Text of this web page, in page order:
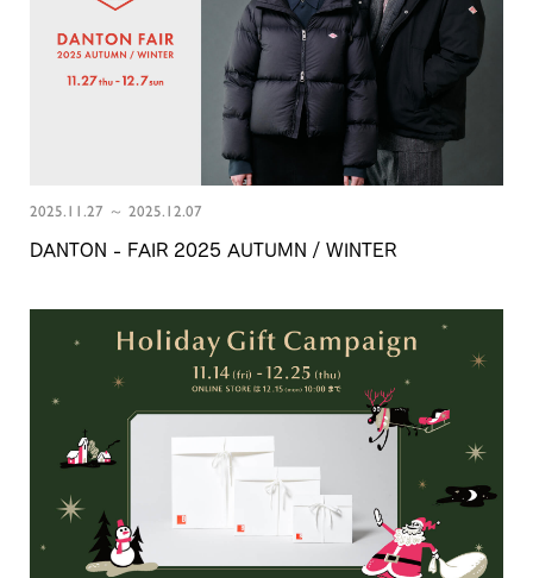
2025.11.27 ～ 2025.12.07
DANTON - FAIR 2025 AUTUMN / WINTER